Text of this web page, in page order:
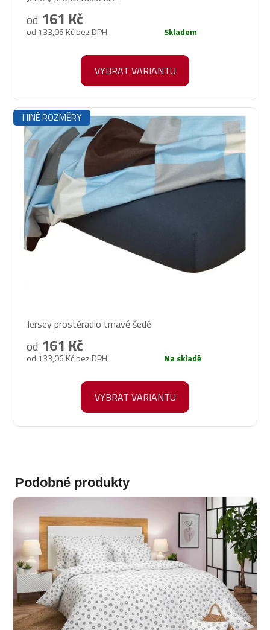
produktu
je
od 133,06 Kč bez DPH
od 161 Kč
Skladem
VYBRAT VARIANTU
I JINÉ ROZMĚRY
hodnocení
produktu
je
Jersey prostěradlo tmavě šedé
od 133,06 Kč bez DPH
od 161 Kč
Na skladě
VYBRAT VARIANTU
Podobné produkty